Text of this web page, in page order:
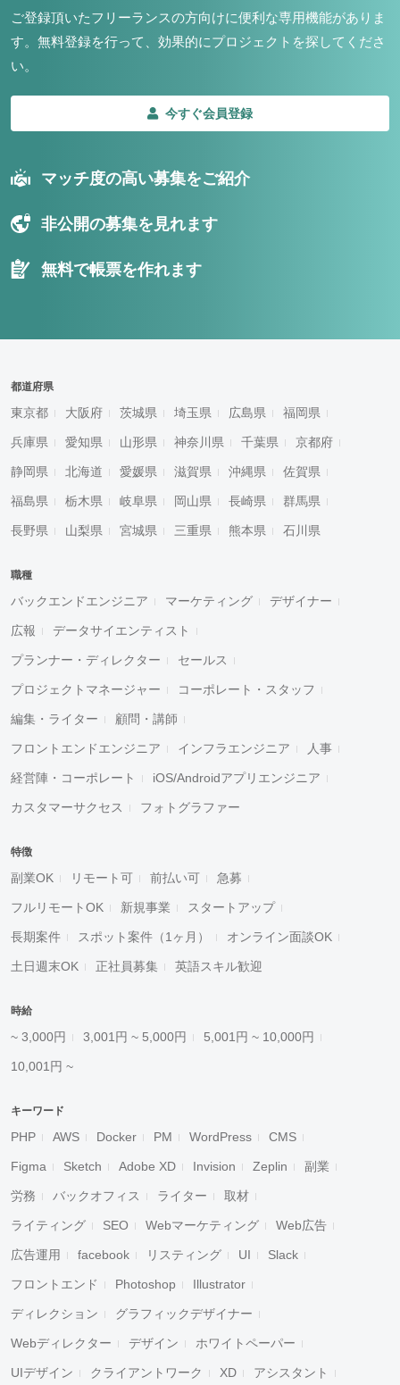
ご登録頂いたフリーランスの方向けに便利な専用機能がありま
す。 無料登録を行って、効果的にプロジェクトを探してくださ
い。
今すぐ会員登録
マッチ度の高い募集をご紹介
非公開の募集を見れます
無料で帳票を作れます
都道府県
東京都 大阪府 茨城県 埼玉県 広島県 福岡県
兵庫県 愛知県 山形県 神奈川県 千葉県 京都府
静岡県 北海道 愛媛県 滋賀県 沖縄県 佐賀県
福島県 栃木県 岐阜県 岡山県 長崎県 群馬県
長野県 山梨県 宮城県 三重県 熊本県 石川県
職種
バックエンドエンジニア マーケティング デザイナー
広報 データサイエンティスト
プランナー・ディレクター セールス
プロジェクトマネージャー コーポレート・スタッフ
編集・ライター 顧問・講師
フロントエンドエンジニア インフラエンジニア 人事
経営陣・コーポレート iOS/Androidアプリエンジニア
カスタマーサクセス フォトグラファー
特徴
副業OK リモート可 前払い可 急募
フルリモートOK 新規事業 スタートアップ
長期案件 スポット案件（1ヶ月） オンライン面談OK
土日週末OK 正社員募集 英語スキル歓迎
時給
~ 3,000円 3,001円 ~ 5,000円 5,001円 ~ 10,000円
10,001円 ~
キーワード
PHP AWS Docker PM WordPress CMS
Figma Sketch Adobe XD Invision Zeplin 副業
労務 バックオフィス ライター 取材
ライティング SEO Webマーケティング Web広告
広告運用 facebook リスティング UI Slack
フロントエンド Photoshop Illustrator
ディレクション グラフィックデザイナー
Webディレクター デザイン ホワイトペーパー
UIデザイン クライアントワーク XD アシスタント